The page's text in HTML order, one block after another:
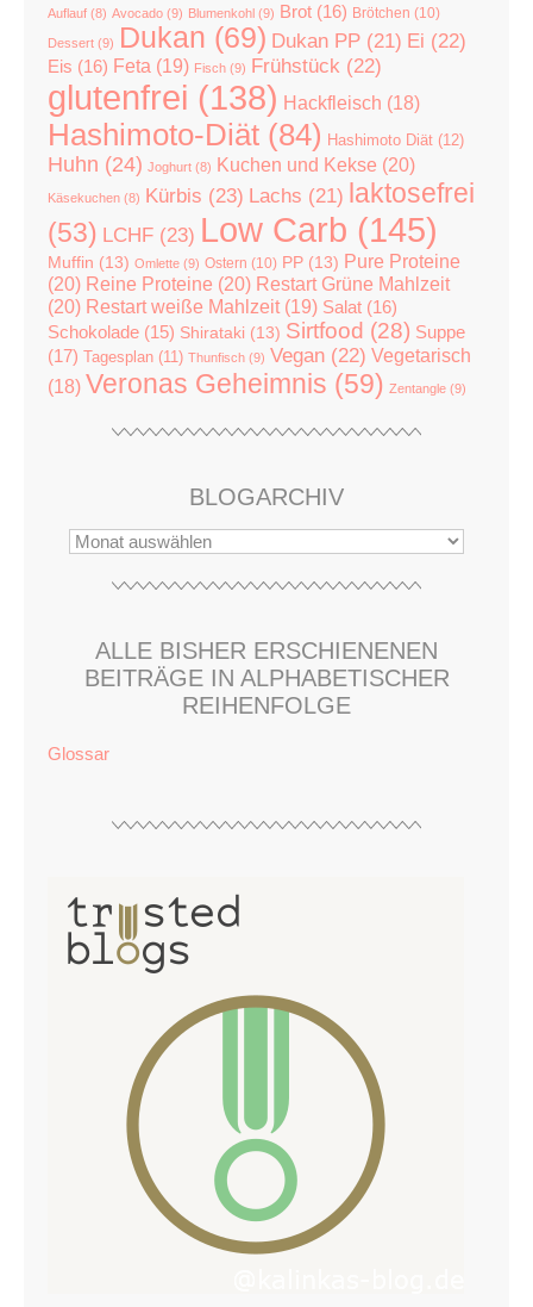
Auflauf (8) Avocado (9) Blumenkohl (9) Brot (16) Brötchen (10)
Dessert (9) Dukan (69) Dukan PP (21) Ei (22)
Eis (16) Feta (19) Fisch (9) Frühstück (22)
glutenfrei (138) Hackfleisch (18)
Hashimoto-Diät (84) Hashimoto Diät (12)
Huhn (24) Joghurt (8) Kuchen und Kekse (20)
Käsekuchen (8) Kürbis (23) Lachs (21) laktosefrei
(53) LCHF (23) Low Carb (145)
Muffin (13) Omlette (9) Ostern (10) PP (13) Pure Proteine
(20) Reine Proteine (20) Restart Grüne Mahlzeit
(20) Restart weiße Mahlzeit (19) Salat (16)
Schokolade (15) Shirataki (13) Sirtfood (28) Suppe
(17)
Tagesplan (11) Thunfisch (9) Vegan (22) Vegetarisch
(18) Veronas Geheimnis (59) Zentangle (9)
BLOGARCHIV
ALLE BISHER ERSCHIENENEN
BEITRÄGE IN ALPHABETISCHER
REIHENFOLGE
Glossar